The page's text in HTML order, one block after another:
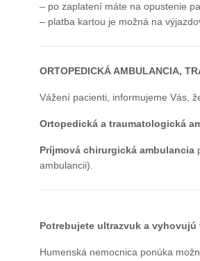
– po zaplatení máte na opustenie
– platba kartou je možná na
ORTOPEDICKÁ AMBULANCIA,
Vážení pacienti, informujeme Vás,
Ortopedická a traumatologická
Príjmová chirurgická ambulancia
ambulancii).
Potrebujete ultrazvuk a
Humenská nemocnica ponúka